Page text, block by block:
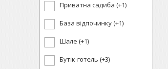
Приватна садиба (+1)
База відпочинку (+1)
Шале (+1)
Бутік-готель (+3)